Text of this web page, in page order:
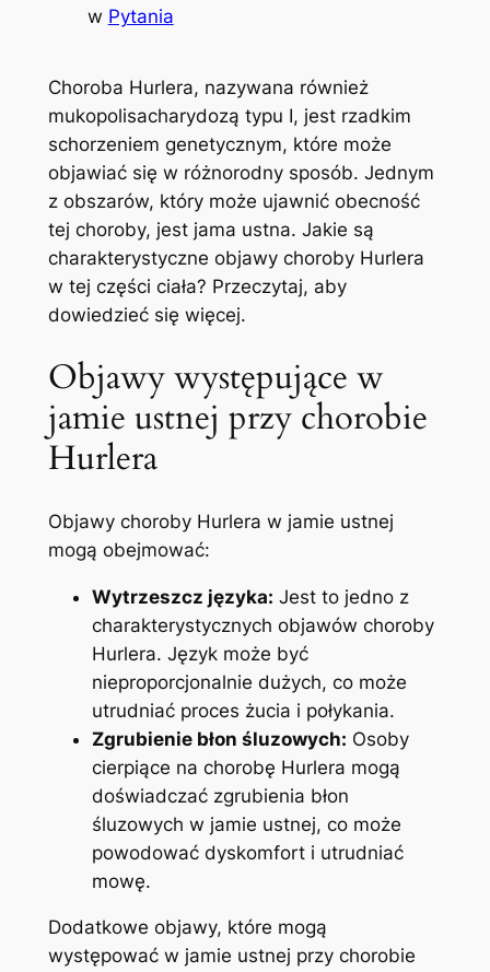
w Pytania
Choroba ‌Hurlera, nazywana również
mukopolisacharydozą typu I, jest ⁤rzadkim⁢
schorzeniem genetycznym, które może​
objawiać się w różnorodny sposób. Jednym
z obszarów, który może​ ujawnić obecność
tej choroby, jest jama ustna. Jakie są
charakterystyczne objawy choroby Hurlera
w tej części‌ ciała? Przeczytaj, aby
‌dowiedzieć się ‍więcej.
Objawy ⁣występujące w
jamie ustnej przy chorobie
Hurlera
Objawy choroby Hurlera ⁢w jamie ⁢ustnej
mogą⁢ obejmować:
Wytrzeszcz języka: Jest ​to jedno z
charakterystycznych objawów choroby
⁣Hurlera. Język może być
⁢nieproporcjonalnie dużych, co ‌może
utrudniać proces ⁤żucia i połykania.
Zgrubienie⁤ błon śluzowych: Osoby
cierpiące na chorobę Hurlera mogą
doświadczać⁢ zgrubienia błon ​
śluzowych w jamie ustnej, co może
powodować dyskomfort i utrudniać
mowę.
Dodatkowe objawy, ⁤które mogą
występować w jamie ustnej przy chorobie